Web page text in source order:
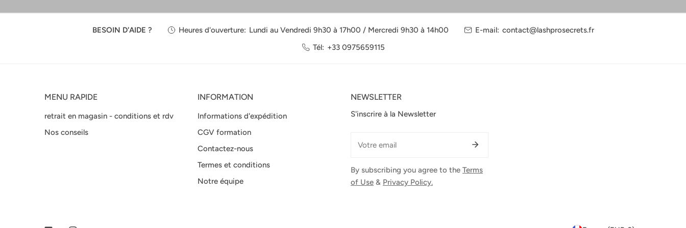
BESOIN D'AIDE ? Heures d'ouverture: Lundi au Vendredi 9h30 à 17h00 / Mercredi 9h30 à 14h00 E-mail: contact@lashprosecrets.fr
Tél: +33 0975659115
MENU RAPIDE
retrait en magasin - conditions et rdv
Nos conseils
INFORMATION
Informations d'expédition
CGV formation
Contactez-nous
Termes et conditions
Notre équipe
NEWSLETTER
S'inscrire à la Newsletter
mail
By subscribing you agree to the Terms
of Use & Privacy Policy.